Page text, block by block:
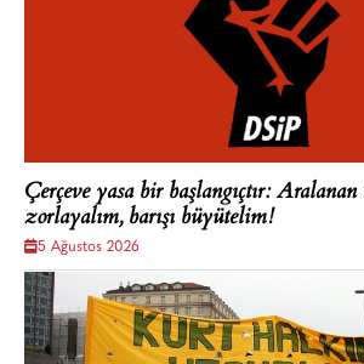
Çerçeve yasa bir başlangıçtır:
zorlayalım, barışı büyütelim!
5 Ağustos 2026